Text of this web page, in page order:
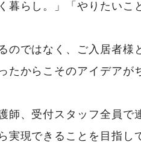
暮らし。」「やりたいこ
のではなく、ご入居者様
たからこそのアイデアが
師、受付スタッフ全員で
実現できることを目指し